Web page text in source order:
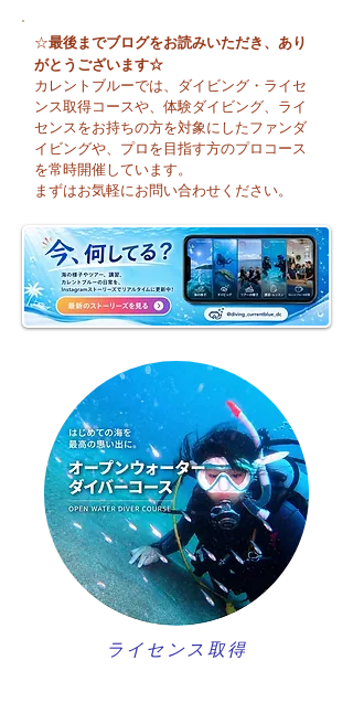
🌈 海の上に広がる虹♪
☆最後までブログをお読みいただき、あり
がとうございます☆
カレントブルーでは、ダイビング・ライセ
ンス取得コースや、体験ダイビング、ライ
センスをお持ちの方を対象にしたファンダ
イビングや、プロを目指す方のプロコース
を常時開催しています。
まずはお気軽にお問い合わせください。
ライセンス取得